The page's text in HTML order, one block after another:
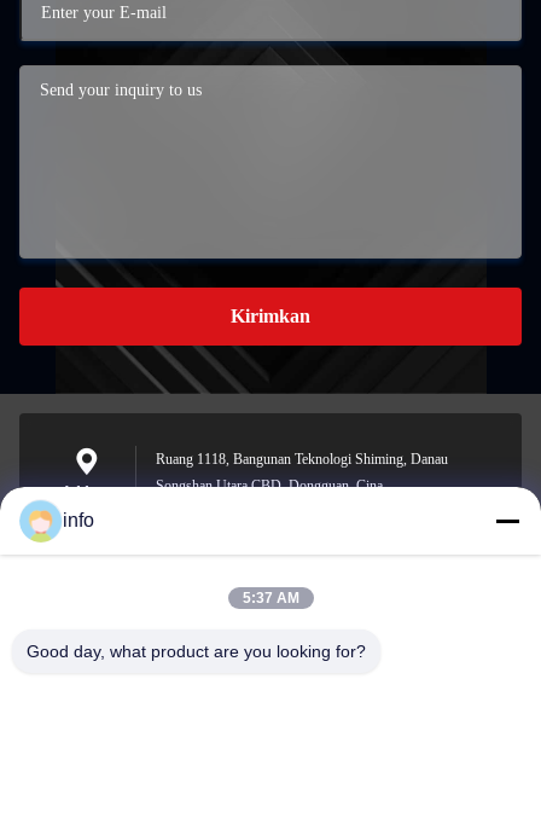
Kirimkan
Address
Ruang 1118, Bangunan Teknologi Shiming, Danau
Songshan Utara CBD, Dongguan, Cina
info@gdpowerplus.com
info
5:37 AM
Good day, what product are you looking for?